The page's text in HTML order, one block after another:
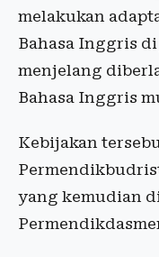
melakukan
Bahasa Inggris
menjelang
Bahasa Inggris
Kebijakan
yang kemudian